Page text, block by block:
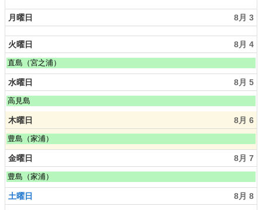
月曜日 8月 3
火曜日 8月 4
火
曜
日,
8
月
t
h
2
0
2
6
直島（宮之浦）
水曜日 8月 5
水
曜
日,
8
月
5
t
h
2
0
2
6
高見島
木曜日 8月 6
木
曜
日,
8
月
t
h
豊島（家浦）
金曜日 8月 7
金
曜
日,
8
豊島（家浦）
土曜日 8月 8